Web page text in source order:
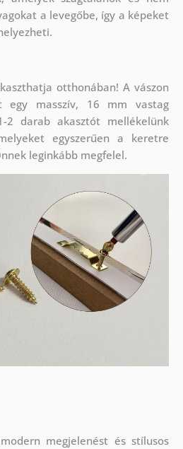
a levegőbe, így a képeket
otthonában! A vászon
egy masszív, 16 mm vastag
2 darab akasztót mellékelünk
egyszerűen a keretre
leginkább megfelel.
megjelenést és stílusos